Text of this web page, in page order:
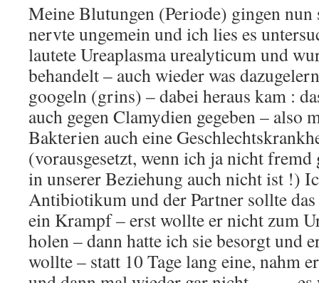
Meine Blutungen (Periode) gingen nun
nervte ungemein und ich lies es
lautete Ureaplasma urealyticum und
behandelt – auch wieder was
googeln (grins) – dabei heraus kam :
auch gegen Clamydien gegeben – also
Bakterien auch eine
(vorausgesetzt, wenn ich ja nicht fremd
in unserer Beziehung auch nicht ist !)
Antibiotikum und der Partner sollte das
ein Krampf – erst wollte er nicht zum
holen – dann hatte ich sie besorgt und
wollte – statt 10 Tage lang eine, nahm